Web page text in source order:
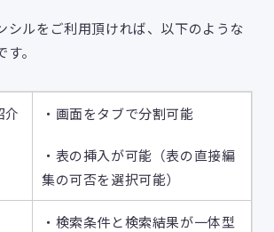
シルをご利用頂ければ、以下のような
。
介
・画面をタブで分割可能
・表の挿入が可能（表の直接編
集の可否を選択可能）
・検索条件と検索結果が一体型